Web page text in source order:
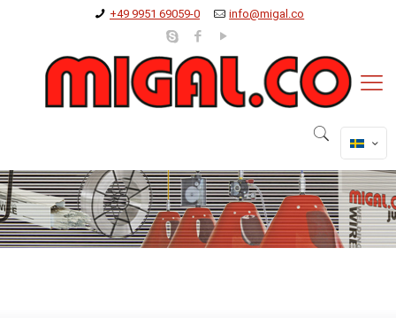
+49 9951 69059-0 info@migal.co